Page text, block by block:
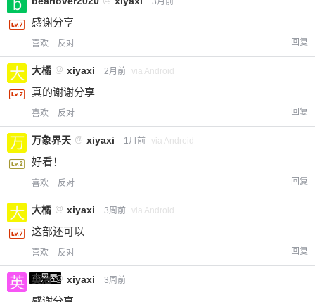
感谢分享
喜欢 反对 回复
大橘 @ xiyaxi 2月前 via Android
真的谢谢分享
喜欢 反对 回复
万象界天 @ xiyaxi 1月前 via Android
好看！
喜欢 反对 回复
大橘 @ xiyaxi 3周前 via Android
这部还可以
喜欢 反对 回复
小黑屋
英治 @ xiyaxi 3周前